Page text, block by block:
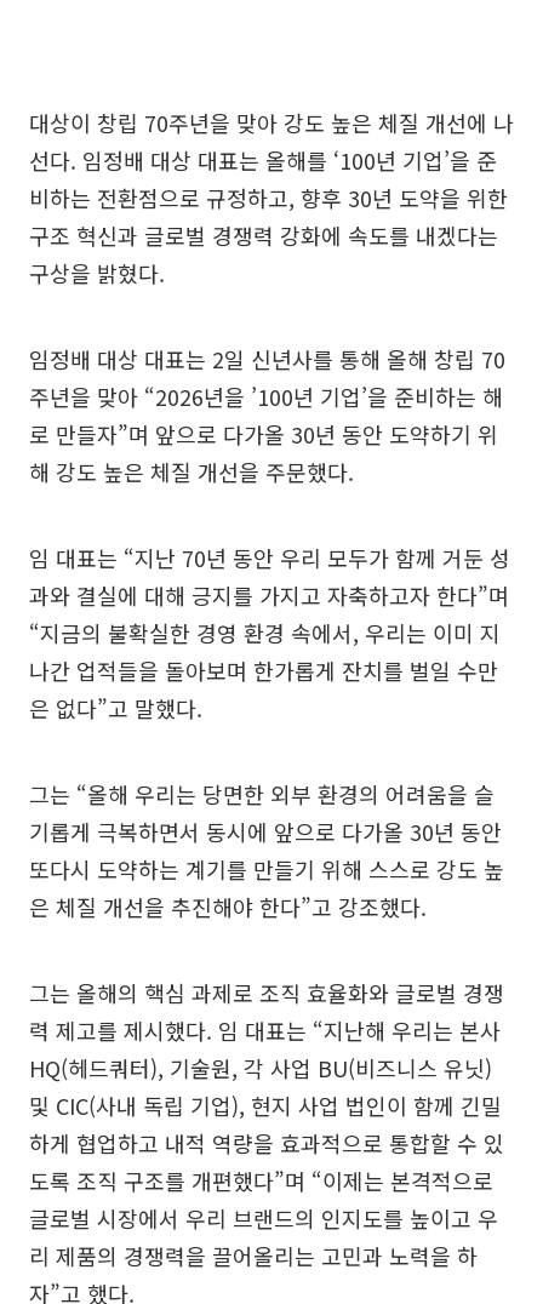
대상이 창립 70주년을 맞아 강도 높은 체질 개선에 나
선다. 임정배 대상 대표는 올해를 ‘100년 기업’을 준
비하는 전환점으로 규정하고, 향후 30년 도약을 위한
구조 혁신과 글로벌 경쟁력 강화에 속도를 내겠다는
구상을 밝혔다.
임정배 대상 대표는 2일 신년사를 통해 올해 창립 70
주년을 맞아 “2026년을 ’100년 기업’을 준비하는 해
로 만들자”며 앞으로 다가올 30년 동안 도약하기 위
해 강도 높은 체질 개선을 주문했다.
임 대표는 “지난 70년 동안 우리 모두가 함께 거둔 성
과와 결실에 대해 긍지를 가지고 자축하고자 한다”며
“지금의 불확실한 경영 환경 속에서, 우리는 이미 지
나간 업적들을 돌아보며 한가롭게 잔치를 벌일 수만
은 없다”고 말했다.
그는 “올해 우리는 당면한 외부 환경의 어려움을 슬
기롭게 극복하면서 동시에 앞으로 다가올 30년 동안
또다시 도약하는 계기를 만들기 위해 스스로 강도 높
은 체질 개선을 추진해야 한다”고 강조했다.
그는 올해의 핵심 과제로 조직 효율화와 글로벌 경쟁
력 제고를 제시했다. 임 대표는 “지난해 우리는 본사
HQ(헤드쿼터), 기술원, 각 사업 BU(비즈니스 유닛)
및 CIC(사내 독립 기업), 현지 사업 법인이 함께 긴밀
하게 협업하고 내적 역량을 효과적으로 통합할 수 있
도록 조직 구조를 개편했다”며 “이제는 본격적으로
글로벌 시장에서 우리 브랜드의 인지도를 높이고 우
리 제품의 경쟁력을 끌어올리는 고민과 노력을 하
자”고 했다.